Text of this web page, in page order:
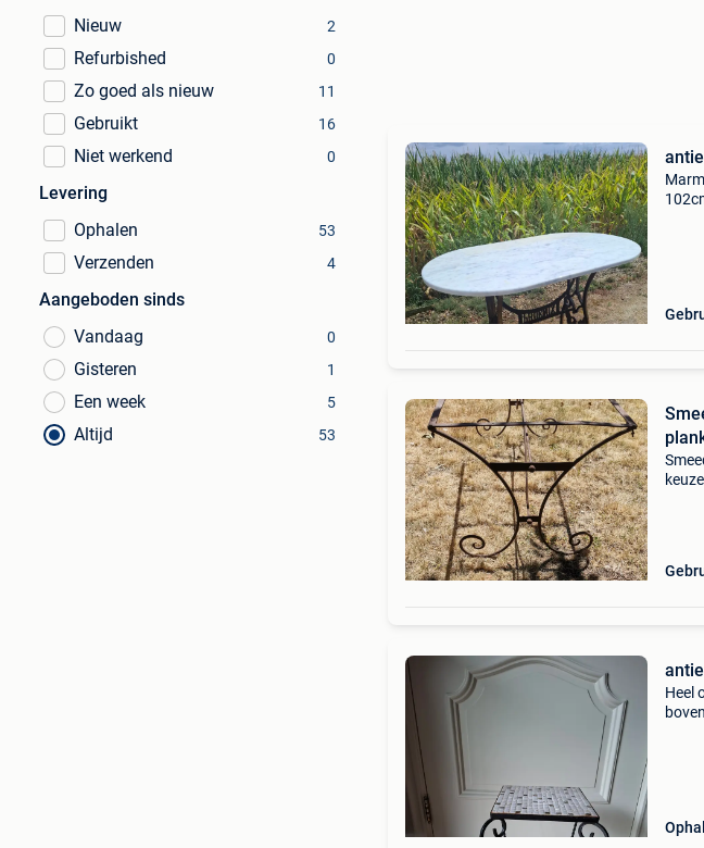
Nieuw
2
Refurbished 0
Zo goed als nieuw 11
Gebruikt 16
Niet werkend 0
Levering
Ophalen
53
Verzenden 4
Aangeboden sinds
Vandaag
0
Gisteren 1
Een week 5
Altijd 53
Heel